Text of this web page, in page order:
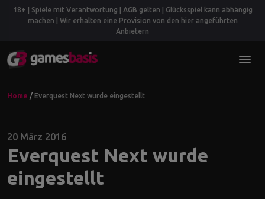
18+ | Spiele mit Verantwortung | AGB gelten | Glücksspiel kann abhängig
machen | Wir erhalten eine Provision von den hier angeführten
Anbietern
Home / Everquest Next wurde eingestellt
20 März 2016
Everquest Next wurde
eingestellt